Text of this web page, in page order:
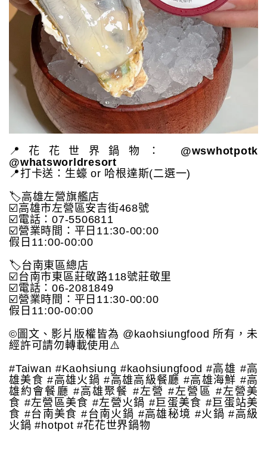
📍花花世界鍋物： @wswhotpotk
@whatsworldresort
📍打卡送：生蠔 or 哈根達斯(二選一)
🏷高雄左營旗艦店
☑️高雄市左營區安吉街468號
☑️電話：07-5506811
☑️營業時間：平日11:30-00:00
假日11:00-00:00
🏷台南東區總店
☑️台南市東區莊敬路118號莊敬里
☑️電話：06-2081849
☑️營業時間：平日11:30-00:00
假日11:00-00:00
©️圖文、影片版權皆為 @kaohsiungfood 所有，未
經許可請勿轉載使用⚠️
#Taiwan #Kaohsiung #kaohsiungfood #高雄 #高
雄美食 #高雄火鍋 #高雄高級餐廳 #高雄海鮮 #高
雄約會餐廳 #高雄聚餐 #左營 #左營區 #左營美
食 #左營區美食 #左營火鍋 #巨蛋美食 #巨蛋站美
食 #台南美食 #台南火鍋 #高雄秘境 #火鍋 #高級
火鍋 #hotpot #花花世界鍋物